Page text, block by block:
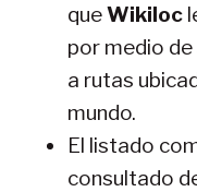
queWikiloc
por medio
a rutas
mundo.
El listado
consultado